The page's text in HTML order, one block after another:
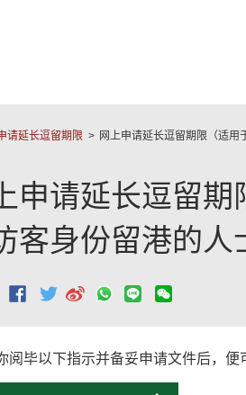
请延长逗留期限 网上申请延长逗留期限（适用
申请延长逗留期
客身份留港的人
阅毕以下指示并备妥申请文件后，便